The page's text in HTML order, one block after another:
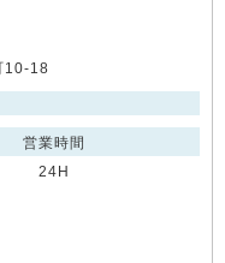
10-18
営業時間
24H